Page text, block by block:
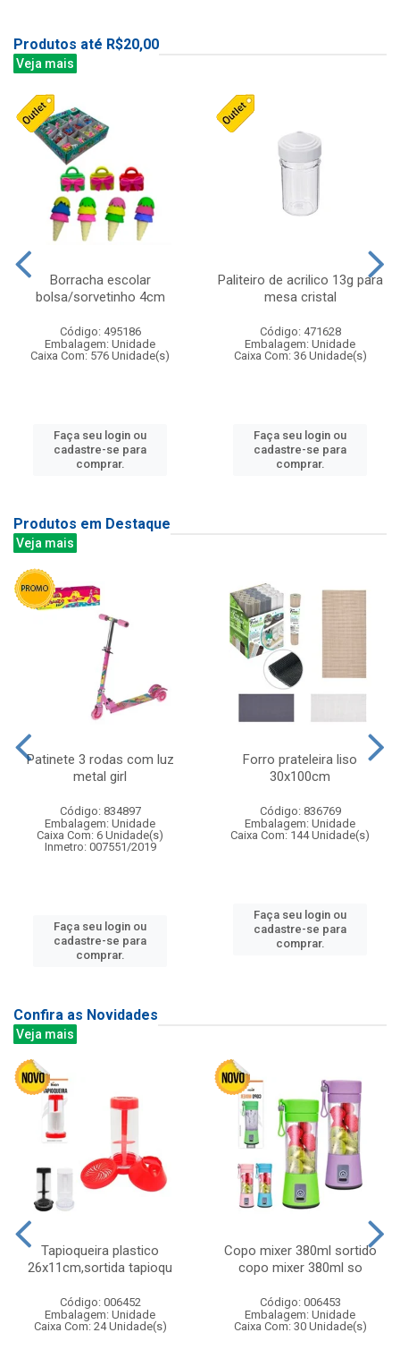
Produtos até R$20,00
Veja mais
Borracha escolar
bolsa/sorvetinho 4cm
Código: 495186
Embalagem: Unidade
Caixa Com: 576 Unidade(s)
Faça seu login ou
cadastre-se para
comprar.
Paliteiro de acrilico 13g para
mesa cristal
Código: 471628
Embalagem: Unidade
Caixa Com: 36 Unidade(s)
Faça seu login ou
cadastre-se para
comprar.
Produtos em Destaque
Veja mais
Patinete 3 rodas com luz
metal girl
Código: 834897
Embalagem: Unidade
Caixa Com: 6 Unidade(s)
Inmetro: 007551/2019
Faça seu login ou
cadastre-se para
comprar.
Forro prateleira liso
30x100cm
Código: 836769
Embalagem: Unidade
Caixa Com: 144 Unidade(s)
Faça seu login ou
cadastre-se para
comprar.
Confira as Novidades
Veja mais
Tapioqueira plastico
26x11cm,sortida tapioqu
Código: 006452
Embalagem: Unidade
Caixa Com: 24 Unidade(s)
Copo mixer 380ml sortido
copo mixer 380ml so
Código: 006453
Embalagem: Unidade
Caixa Com: 30 Unidade(s)